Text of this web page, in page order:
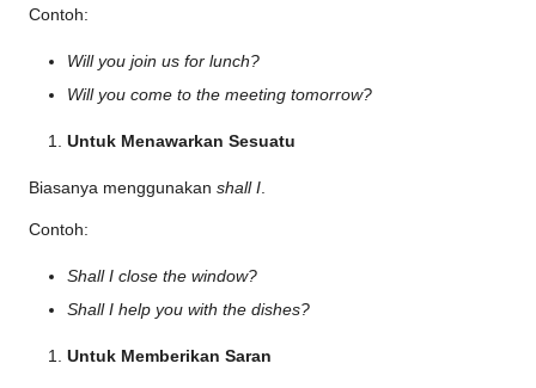
Contoh:
Will you join us for lunch?
Will you come to the meeting tomorrow?
Untuk Menawarkan Sesuatu
Biasanya menggunakan shall I.
Contoh:
Shall I close the window?
Shall I help you with the dishes?
Untuk Memberikan Saran